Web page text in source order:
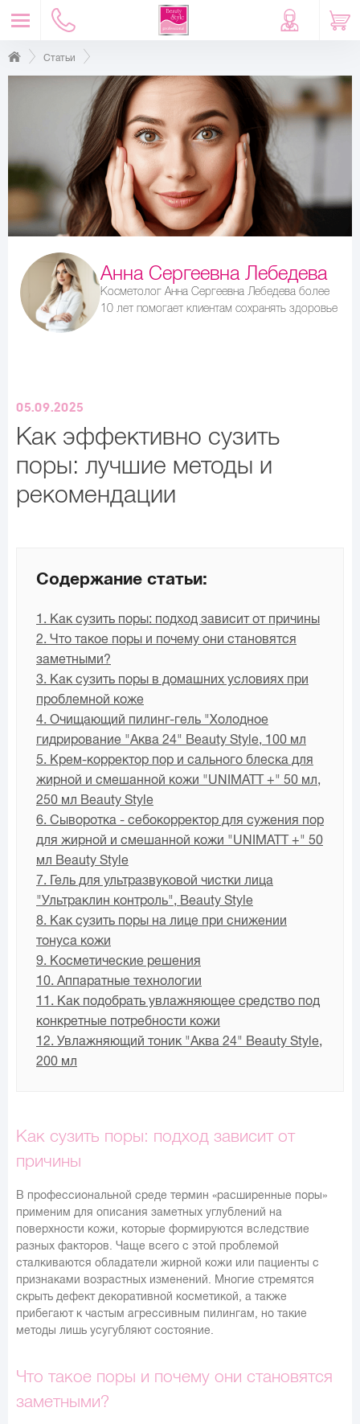
Статьи
Анна Сергеевна Лебедева
Косметолог Анна Сергеевна Лебедева более
10 лет помогает клиентам сохранять здоровье
05.09.2025
Как эффективно сузить
поры: лучшие методы и
рекомендации
Содержание статьи:
1. Как сузить поры: подход зависит от причины
2. Что такое поры и почему они становятся
заметными?
3. Как сузить поры в домашних условиях при
проблемной коже
4. Очищающий пилинг-гель "Холодное
гидрирование "Аква 24" Beauty Style, 100 мл
5. Крем-корректор пор и сального блеска для
жирной и смешанной кожи "UNIMATT +" 50 мл,
250 мл Beauty Style
6. Сыворотка - себокорректор для сужения пор
для жирной и смешанной кожи "UNIMATT +" 50
мл Beauty Style
7. Гель для ультразвуковой чистки лица
"Ультраклин контроль", Beauty Style
8. Как сузить поры на лице при снижении
тонуса кожи
9. Косметические решения
10. Аппаратные технологии
11. Как подобрать увлажняющее средство под
конкретные потребности кожи
12. Увлажняющий тоник "Аква 24" Beauty Style,
200 мл
Как сузить поры: подход зависит от
причины
В профессиональной среде термин «расширенные поры»
применим для описания заметных углублений на
поверхности кожи, которые формируются вследствие
разных факторов. Чаще всего с этой проблемой
сталкиваются обладатели жирной кожи или пациенты с
признаками возрастных изменений. Многие стремятся
скрыть дефект декоративной косметикой, а также
прибегают к частым агрессивным пилингам, но такие
методы лишь усугубляют состояние.
Что такое поры и почему они становятся
заметными?